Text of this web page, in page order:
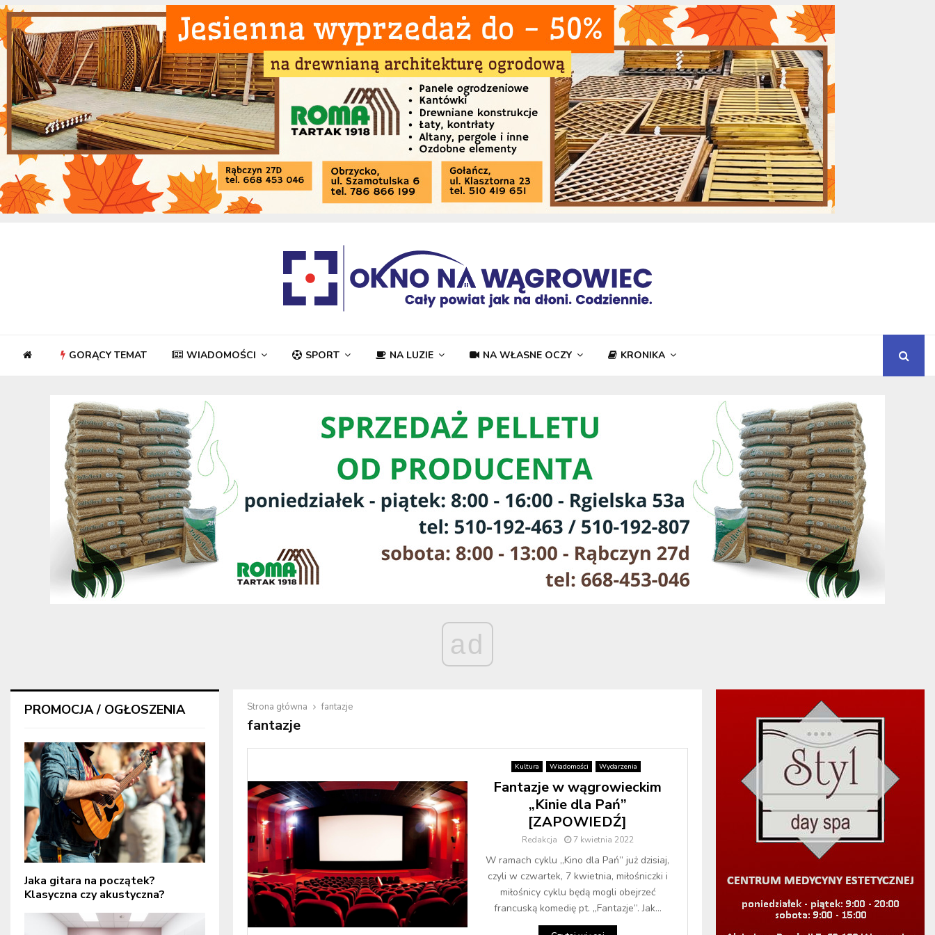
GORĄCY TEMAT WIADOMOŚCI SPORT NA LUZIE NA WŁASNE OCZY KRONIKA
ad
Strona główna fantazje
fantazje
Kultura Wiadomości Wydarzenia
Fantazje w wągrowieckim
„Kinie dla Pań”
[ZAPOWIEDŹ]
Redakcja 7 kwietnia 2022
W ramach cyklu „Kino dla Pań” już dzisiaj,
czyli w czwartek, 7 kwietnia, miłośniczki i
miłośnicy cyklu będą mogli obejrzeć
francuską komedię pt. „Fantazje”. Jak...
PROMOCJA / OGŁOSZENIA
Jaka gitara na początek?
Klasyczna czy akustyczna?